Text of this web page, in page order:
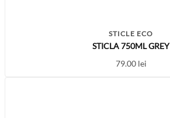
STICLE ECO
STICLA 750ML GREY
79.00 lei